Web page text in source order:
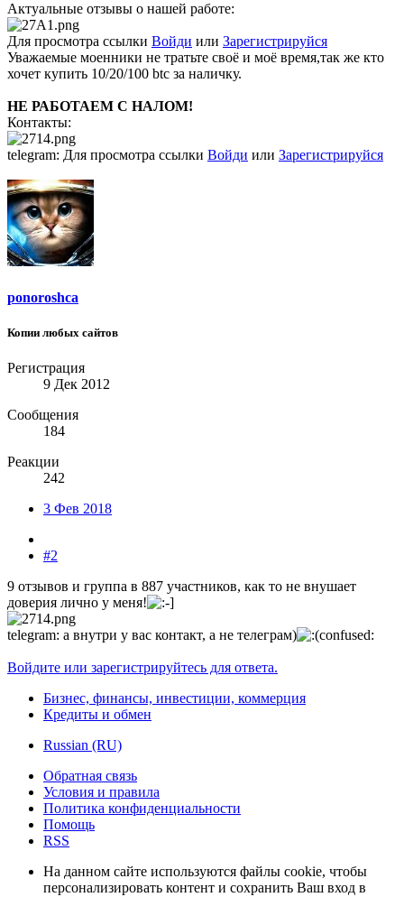
Актуальные отзывы о нашей работе:
Для просмотра ссылки Войди или Зарегистрируйся
Уважаемые моенники не тратьте своё и моё время,так же кто
хочет купить 10/20/100 btc за наличку.
НЕ РАБОТАЕМ С НАЛОМ!
Контакты:
telegram: Для просмотра ссылки Войди или Зарегистрируйся
ponoroshca
Копии любых сайтов
Регистрация
9 Дек 2012
Сообщения
184
Реакции
242
3 Фев 2018
#2
9 отзывов и группа в 887 участников, как то не внушает
доверия лично у меня!
telegram: а внутри у вас контакт, а не телеграм) confused:
Войдите или зарегистрируйтесь для ответа.
Бизнес, финансы, инвестиции, коммерция
Кредиты и обмен
Russian (RU)
Обратная связь
Условия и правила
Политика конфиденциальности
Помощь
RSS
На данном сайте используются файлы cookie, чтобы
персонализировать контент и сохранить Ваш вход в